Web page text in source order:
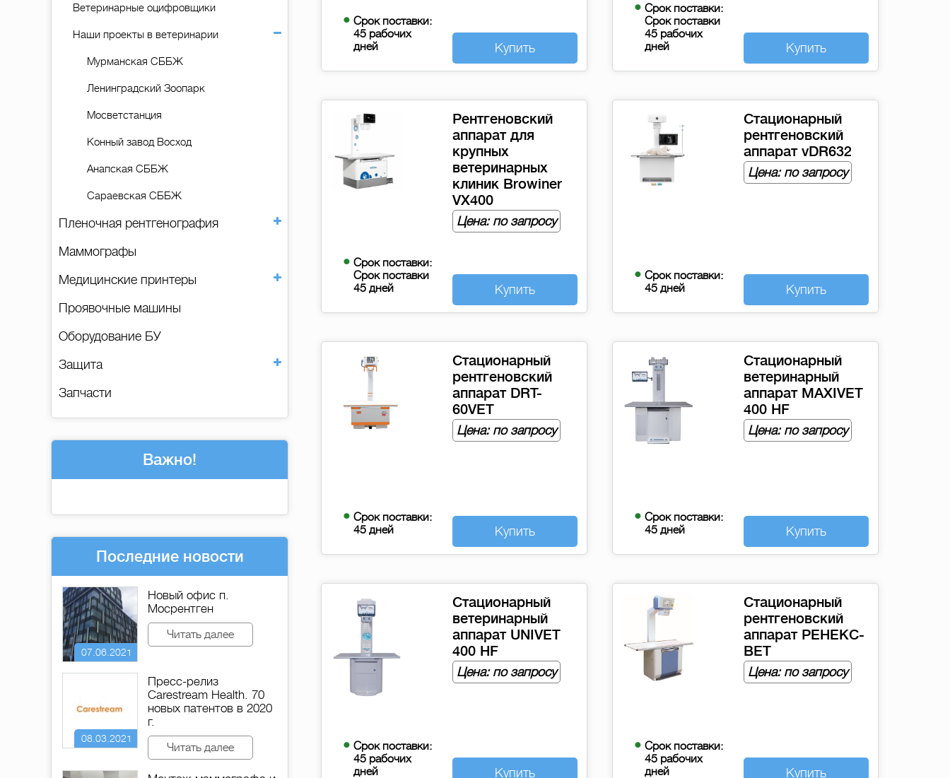
Ветеринарные оцифровщики
Наши проекты в ветеринарии
Мурманская СББЖ
Ленинградский Зоопарк
Мосветстанция
Конный завод Восход
Анапская СББЖ
Сараевская СББЖ
Пленочная рентгенография
Маммографы
Медицинские принтеры
Проявочные машины
Оборудование БУ
Защита
Запчасти
Важно!
Последние новости
07.06.2021
Новый офис п.
Мосрентген
Читать далее
08.03.2021
Пресс-релиз
Carestream Health. 70
новых патентов в 2020
г.
Читать далее
Срок поставки:
45 рабочих
дней
Купить
Срок поставки:
Срок поставки
45 рабочих
дней
Купить
Срок поставки:
Срок поставки
45 дней
Рентгеновский
аппарат для
крупных
ветеринарных
клиник Browiner
VX400
Цена: по запросу
Купить
Срок поставки:
45 дней
Стационарный
рентгеновский
аппарат vDR632
Цена: по запросу
Купить
Срок поставки:
45 дней
Стационарный
рентгеновский
аппарат DRT-
60VET
Цена: по запросу
Купить
Срок поставки:
45 дней
Стационарный
ветеринарный
аппарат MAXIVET
400 HF
Цена: по запросу
Купить
Срок поставки:
45 рабочих
дней
Стационарный
ветеринарный
аппарат UNIVET
400 HF
Цена: по запросу
Купить
Срок поставки:
45 рабочих
дней
Стационарный
рентгеновский
аппарат РЕНЕКС-
ВЕТ
Цена: по запросу
Купить